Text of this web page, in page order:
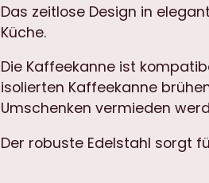
Das zeitlose Design in
Küche.
Die Kaffeekanne ist
isolierten Kaffeekanne
Umschenken vermieden
Der robuste Edelstahl sorgt